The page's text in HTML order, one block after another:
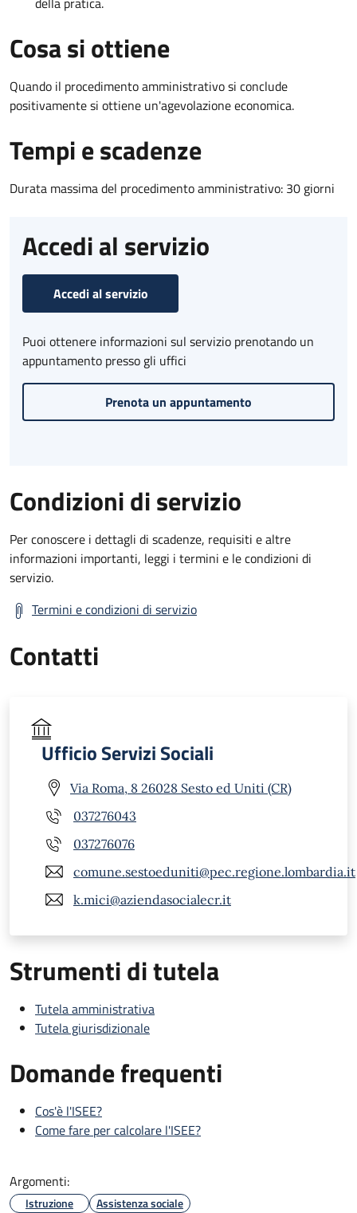
Cosa si ottiene
Quando il procedimento amministrativo si conclude
positivamente si ottiene un'agevolazione economica.
Tempi e scadenze
Durata massima del procedimento amministrativo: 30 giorni
Accedi al servizio
Accedi al servizio
Puoi ottenere informazioni sul servizio prenotando un
appuntamento presso gli uffici
Prenota un appuntamento
Condizioni di servizio
Per conoscere i dettagli di scadenze, requisiti e altre
informazioni importanti, leggi i termini e le condizioni di
servizio.
Termini e condizioni di servizio
Contatti
Ufficio Servizi Sociali
Via Roma, 8 26028 Sesto ed Uniti (CR)
037276043
037276076
comune.sestoeduniti@pec.regione.lombardia.it
k.mici@aziendasocialecr.it
Strumenti di tutela
Tutela amministrativa
Tutela giurisdizionale
Domande frequenti
Cos'è l'ISEE?
Come fare per calcolare l'ISEE?
Argomenti:
Istruzione Assistenza sociale